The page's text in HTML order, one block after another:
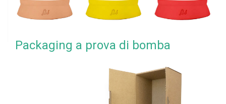
Packaging a prova di bomba